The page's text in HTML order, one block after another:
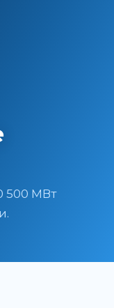
500 МВт